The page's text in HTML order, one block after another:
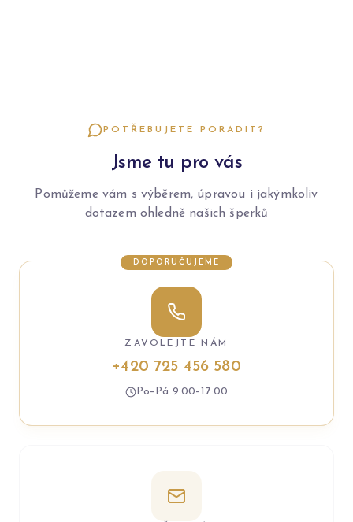
POTŘEBUJETE PORADIT?
Jsme tu pro vás
Pomůžeme vám s výběrem, úpravou i jakýmkoliv
dotazem ohledně našich šperků
DOPORUČUJEME
ZAVOLEJTE NÁM
+420 725 456 580
Po–Pá 9:00–17:00